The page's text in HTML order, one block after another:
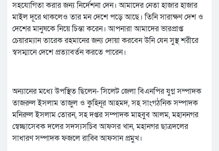
সহযোগিতা করার জন্য নির্দেশনা দেন। আমাদের নেতা হাজার হাজার
মাইল দূরে থাকলেও তার মন দেশে পড়ে আছে। তিনি সারাক্ষণ দেশ ও
দেশের মানুষকে নিয়ে চিন্তা করেন। আপনারা আমাদের ভারপ্রাপ্ত
চেয়ারম্যান তারেক রহমানের জন্য দোয়া করবেন উনি যেন সুস্থ শরীরে
স্বসম্মানে দেশে প্রত্যাবর্তন করতে পারেন।
অন্যানের মধ্যে উপস্থিত ছিলেন- সিলেট জেলা বিএনপির যুগ্ন সম্পাদক
তাজরুল ইসলাম তাজুল ও কুহিনূর আহমদ, সহ সাংগঠনিক সম্পাদক
মনিরুল ইসলাম তোরন, সহ দপ্তর সম্পাদক মাহবুব আলম, মহাননগর
স্বেচ্ছাসেবক দলের সদস্যসচিব আফসর খান, মহানগর ছাত্রদলের
সাধারণ সম্পাদক ফজলে রাব্বি আফসান প্রমুখ।